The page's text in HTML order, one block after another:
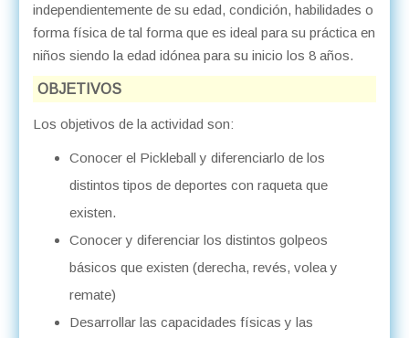
independientemente de su edad, condición, habilidades o
forma física de tal forma que es ideal para su práctica en
niños siendo la edad idónea para su inicio los 8 años.
OBJETIVOS
Los objetivos de la actividad son:
Conocer el Pickleball y diferenciarlo de los
distintos tipos de deportes con raqueta que
existen.
Conocer y diferenciar los distintos golpeos
básicos que existen (derecha, revés, volea y
remate)
Desarrollar las capacidades físicas y las